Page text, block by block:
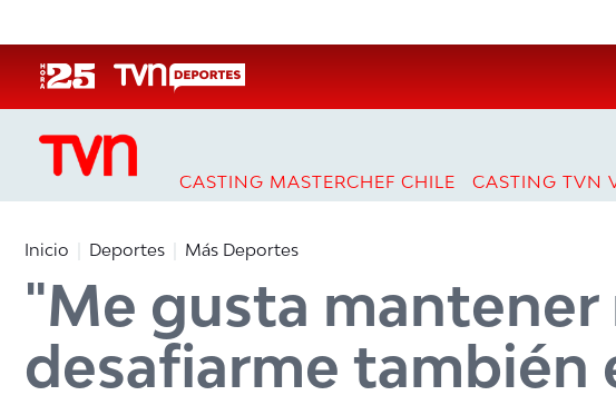
CASTING MASTERCHEF CHILE CASTING TVN
Inicio Deportes Más Deportes
"Me gusta mantener
desafiarme también